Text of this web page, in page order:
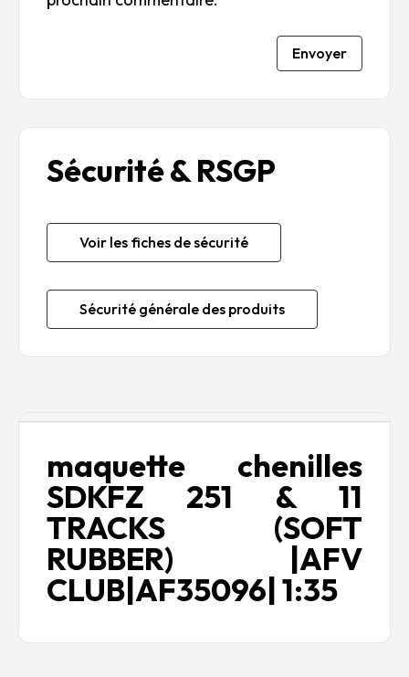
Envoyer
Sécurité & RSGP
Voir les fiches de sécurité
Sécurité générale des produits
maquette chenilles
SDKFZ 251 & 11
TRACKS (SOFT
RUBBER) |AFV
CLUB|AF35096| 1:35